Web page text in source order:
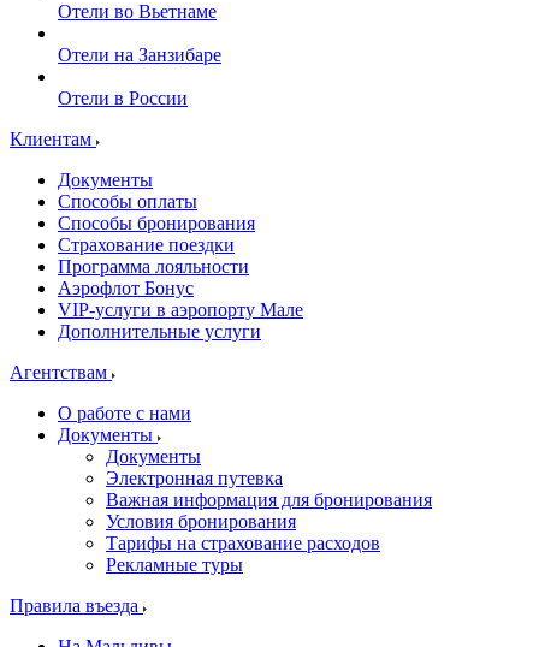
Отели во Вьетнаме
Отели на Занзибаре
Отели в России
Клиентам
Документы
Способы оплаты
Способы бронирования
Страхование поездки
Программа лояльности
Аэрофлот Бонус
VIP-услуги в аэропорту Мале
Дополнительные услуги
Агентствам
О работе с нами
Документы
Документы
Электронная путевка
Важная информация для бронирования
Условия бронирования
Тарифы на страхование расходов
Рекламные туры
Правила въезда